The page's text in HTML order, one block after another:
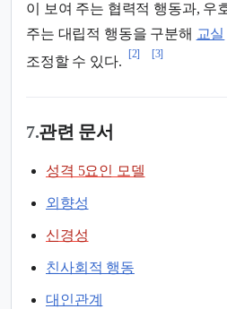
이 보여 주는 협력적 행동과, 우
주는 대립적 행동을 구분해 교실
조정할 수 있다.
[2] [3]
7.관련 문서
성격 5요인 모델
외향성
신경성
친사회적 행동
대인관계